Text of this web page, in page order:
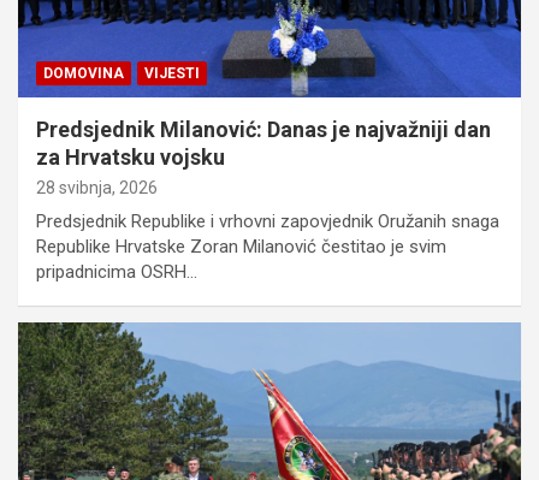
DOMOVINA VIJESTI
Predsjednik Milanović: Danas je najvažniji dan
za Hrvatsku vojsku
28 svibnja, 2026
Predsjednik Republike i vrhovni zapovjednik Oružanih snaga
Republike Hrvatske Zoran Milanović čestitao je svim
pripadnicima OSRH…